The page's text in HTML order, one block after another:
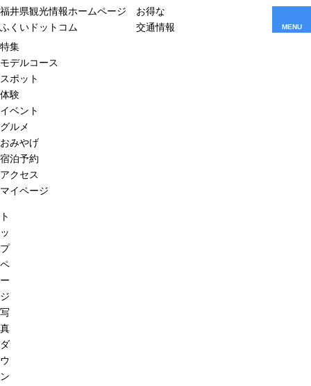
福井県観光情報ホームページ
ふくいドットコム
お得な
交通情報
MENU
特集
モデルコース
スポット
体験
イベント
グルメ
おみやげ
宿泊予約
アクセス
マイページ
ト
ッ
プ
ペ
ー
ジ
写
真
ダ
ウ
ン